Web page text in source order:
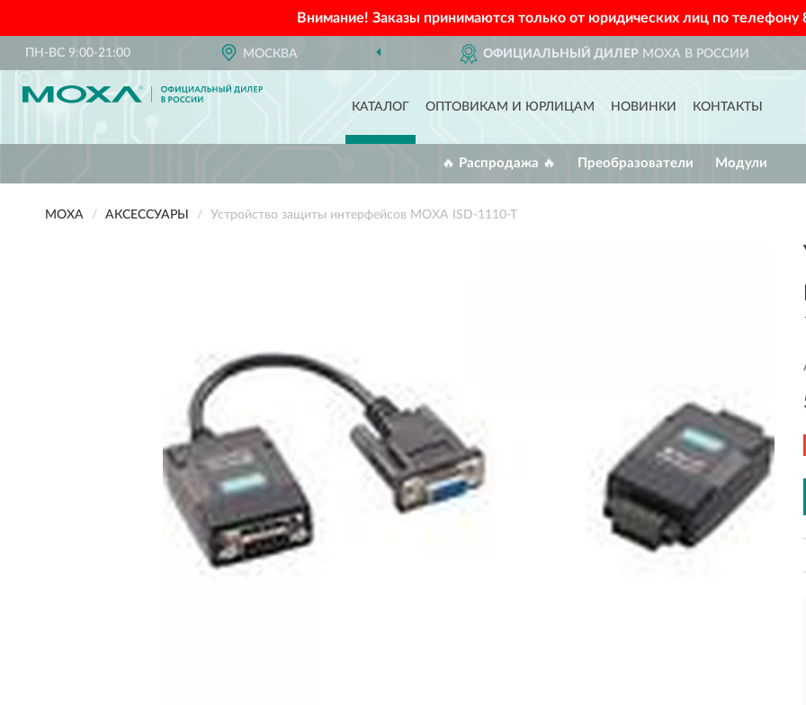
Внимание! Заказы принимаются только от юридических лиц по телефону
ПН-ВС 9:00-21:00 МОСКВА ОФИЦИАЛЬНЫЙ ДИЛЕРMOXA В РОССИИ
КАТАЛОГ ОПТОВИКАМ И ЮРЛИЦАМ НОВИНКИ КОНТАКТЫ
🔥 Распродажа 🔥 Преобразователи Модули
MOXA АКСЕССУАРЫ Устройство защиты интерфейсов MOXA ISD-1110-T